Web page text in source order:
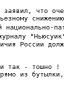
что
России
- тошно !
из